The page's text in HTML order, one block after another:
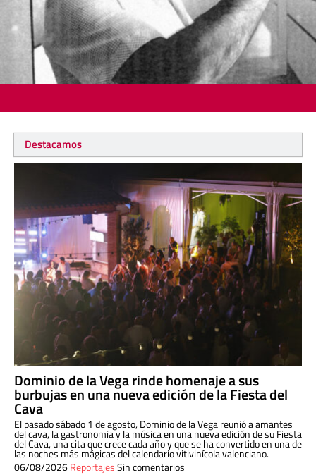
Destacamos
Dominio de la Vega rinde homenaje a sus
burbujas en una nueva edición de la Fiesta del
Cava
El pasado sábado 1 de agosto, Dominio de la Vega reunió a amantes
del cava, la gastronomía y la música en una nueva edición de su Fiesta
del Cava, una cita que crece cada año y que se ha convertido en una de
las noches más mágicas del calendario vitivinícola valenciano.
06/08/2026ReportajesSin comentarios